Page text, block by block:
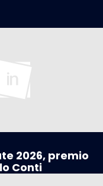
2026, premio
Conti